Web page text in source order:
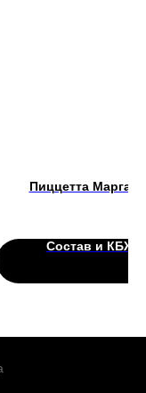
Пиццетта
Состав и КБЖУ